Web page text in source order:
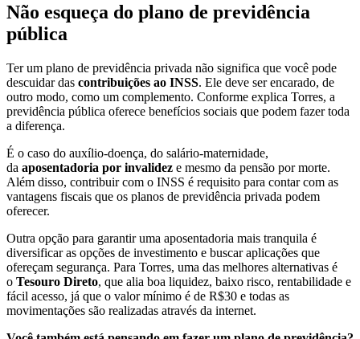
Não esqueça do plano de previdência
pública
Ter um plano de previdência privada não significa que você pode
descuidar das contribuições ao INSS. Ele deve ser encarado, de
outro modo, como um complemento. Conforme explica Torres, a
previdência pública oferece benefícios sociais que podem fazer toda
a diferença.
É o caso do auxílio-doença, do salário-maternidade,
da aposentadoria por invalidez e mesmo da pensão por morte.
Além disso, contribuir com o INSS é requisito para contar com as
vantagens fiscais que os planos de previdência privada podem
oferecer.
Outra opção para garantir uma aposentadoria mais tranquila é
diversificar as opções de investimento e buscar aplicações que
ofereçam segurança. Para Torres, uma das melhores alternativas é
o Tesouro Direto, que alia boa liquidez, baixo risco, rentabilidade e
fácil acesso, já que o valor mínimo é de R$30 e todas as
movimentações são realizadas através da internet.